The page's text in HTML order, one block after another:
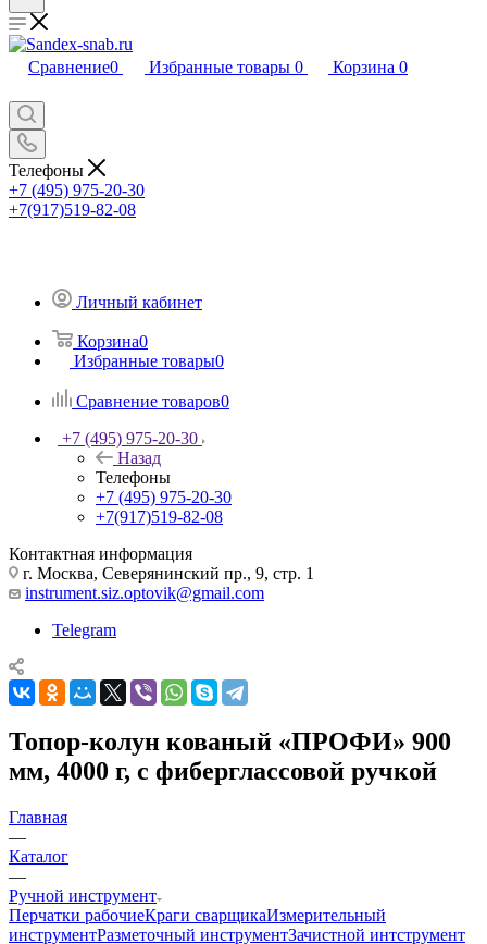
Сравнение0 Избранные товары 0 Корзина 0
Телефоны
+7 (495) 975-20-30
+7(917)519-82-08
Личный кабинет
Корзина0
Избранные товары0
Сравнение товаров0
+7 (495) 975-20-30
Назад
Телефоны
+7 (495) 975-20-30
+7(917)519-82-08
Контактная информация
г. Москва, Северянинский пр., 9, стр. 1
instrument.siz.optovik@gmail.com
Telegram
Топор-колун кованый «ПРОФИ» 900
мм, 4000 г, с фиберглассовой ручкой
Главная
—
Каталог
—
Ручной инструмент
Перчатки рабочиеКраги сварщикаИзмерительный
инструментРазметочный инструментЗачистной интструмент